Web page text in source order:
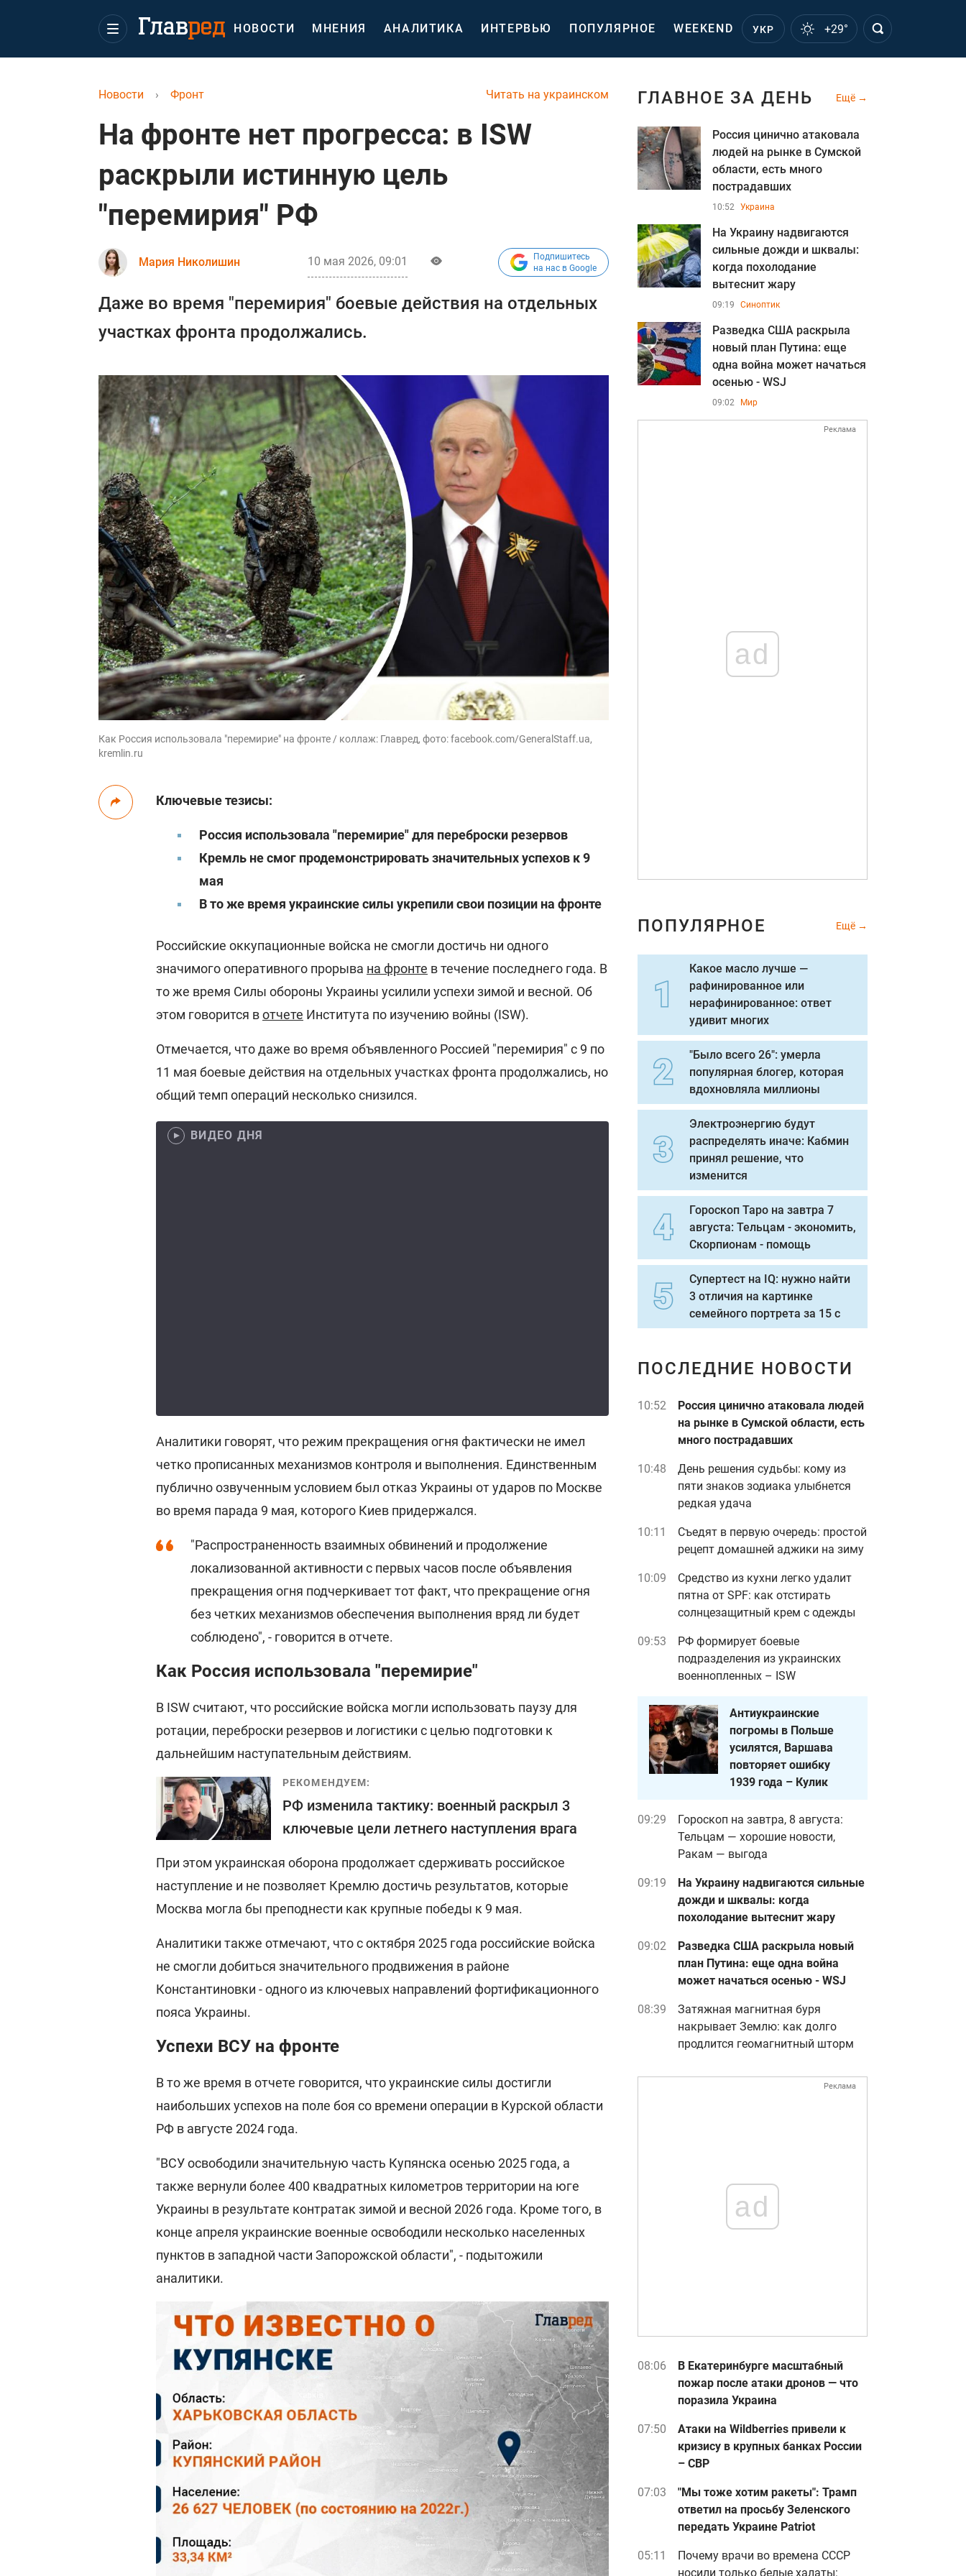
НОВОСТИ МНЕНИЯ АНАЛИТИКА ИНТЕРВЬЮ ПОПУЛЯРНОЕ WEEKEND УКР +29°
Читать на украинском
Новости › Фронт
На фронте нет прогресса: в ISW
раскрыли истинную цель
"перемирия" РФ
Мария Николишин 10 мая 2026, 09:01
Подпишитесь
на нас в Google
Даже во время "перемирия" боевые действия на отдельных
участках фронта продолжались.
Как Россия использовала "перемирие" на фронте / коллаж: Главред, фото: facebook.com/GeneralStaff.ua,
kremlin.ru
Ключевые тезисы:
Россия использовала "перемирие" для переброски резервов
Кремль не смог продемонстрировать значительных успехов к 9
мая
В то же время украинские силы укрепили свои позиции на фронте
Российские оккупационные войска не смогли достичь ни одного
значимого оперативного прорыва на фронте в течение последнего года. В
то же время Силы обороны Украины усилили успехи зимой и весной. Об
этом говорится вотчете Института по изучению войны (ISW).
Отмечается, что даже во время объявленного Россией "перемирия" с 9 по
11 мая боевые действия на отдельных участках фронта продолжались, но
общий темп операций несколько снизился.
ВИДЕО ДНЯ
Аналитики говорят, что режим прекращения огня фактически не имел
четко прописанных механизмов контроля и выполнения. Единственным
публично озвученным условием был отказ Украины от ударов по Москве
во время парада 9 мая, которого Киев придержался.
"Распространенность взаимных обвинений и продолжение
локализованной активности с первых часов после объявления
прекращения огня подчеркивает тот факт, что прекращение огня
без четких механизмов обеспечения выполнения вряд ли будет
соблюдено", - говорится в отчете.
Как Россия использовала "перемирие"
В ISW считают, что российские войска могли использовать паузу для
ротации, переброски резервов и логистики с целью подготовки к
дальнейшим наступательным действиям.
РЕКОМЕНДУЕМ:
РФ изменила тактику: военный раскрыл 3
ключевые цели летнего наступления врага
При этом украинская оборона продолжает сдерживать российское
наступление и не позволяет Кремлю достичь результатов, которые
Москва могла бы преподнести как крупные победы к 9 мая.
Аналитики также отмечают, что с октября 2025 года российские войска
не смогли добиться значительного продвижения в районе
Константиновки - одного из ключевых направлений фортификационного
пояса Украины.
Успехи ВСУ на фронте
В то же время в отчете говорится, что украинские силы достигли
наибольших успехов на поле боя со времени операции в Курской области
РФ в августе 2024 года.
"ВСУ освободили значительную часть Купянска осенью 2025 года, а
также вернули более 400 квадратных километров территории на юге
Украины в результате контратак зимой и весной 2026 года. Кроме того, в
конце апреля украинские военные освободили несколько населенных
пунктов в западной части Запорожской области", - подытожили
аналитики.
ГЛАВНОЕ ЗА ДЕНЬ Ещё
Россия цинично атаковала
людей на рынке в Сумской
области, есть много
пострадавших
10:52 Украина
На Украину надвигаются
сильные дожди и шквалы:
когда похолодание
вытеснит жару
09:19 Синоптик
Разведка США раскрыла
новый план Путина: еще
одна война может начаться
осенью - WSJ
09:02 Мир
Реклама
ad
ПОПУЛЯРНОЕ Ещё
Какое масло лучше —
рафинированное или
нерафинированное: ответ
удивит многих
"Было всего 26": умерла
популярная блогер, которая
вдохновляла миллионы
Электроэнергию будут
распределять иначе: Кабмин
принял решение, что
изменится
Гороскоп Таро на завтра 7
августа: Тельцам - экономить,
Скорпионам - помощь
Супертест на IQ: нужно найти
3 отличия на картинке
семейного портрета за 15 с
ПОСЛЕДНИЕ НОВОСТИ
10:52
Россия цинично атаковала людей
на рынке в Сумской области, есть
много пострадавших
10:48
День решения судьбы: кому из
пяти знаков зодиака улыбнется
редкая удача
10:11
Съедят в первую очередь: простой
рецепт домашней аджики на зиму
10:09
Средство из кухни легко удалит
пятна от SPF: как отстирать
солнцезащитный крем с одежды
09:53
РФ формирует боевые
подразделения из украинских
военнопленных – ISW
Антиукраинские
погромы в Польше
усилятся, Варшава
повторяет ошибку
1939 года – Кулик
09:29
Гороскоп на завтра, 8 августа:
Тельцам — хорошие новости,
Ракам — выгода
09:19
На Украину надвигаются сильные
дожди и шквалы: когда
похолодание вытеснит жару
09:02
Разведка США раскрыла новый
план Путина: еще одна война
может начаться осенью - WSJ
08:39
Затяжная магнитная буря
накрывает Землю: как долго
продлится геомагнитный шторм
Реклама
ad
08:06
В Екатеринбурге масштабный
пожар после атаки дронов — что
поразила Украина
07:50
Атаки на Wildberries привели к
кризису в крупных банках России
– СВР
07:03
"Мы тоже хотим ракеты": Трамп
ответил на просьбу Зеленского
передать Украине Patriot
05:11
Почему врачи во времена СССР
носили только белые халаты: